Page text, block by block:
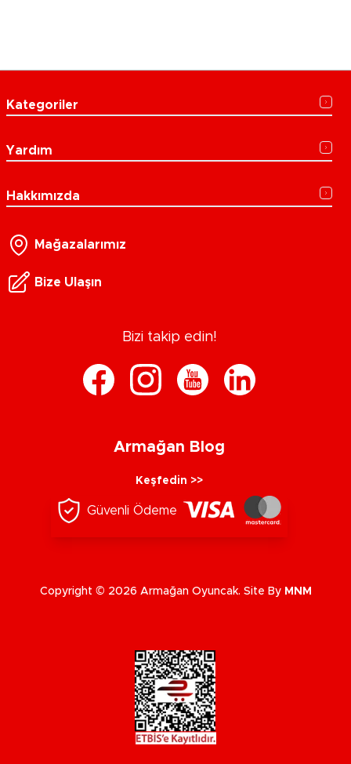
Kategoriler
Yardım
Hakkımızda
Mağazalarımız
Bize Ulaşın
Bizi takip edin!
Armağan Blog
Keşfedin >>
Güvenli Ödeme
Copyright © 2026 Armağan Oyuncak. Site By MNM